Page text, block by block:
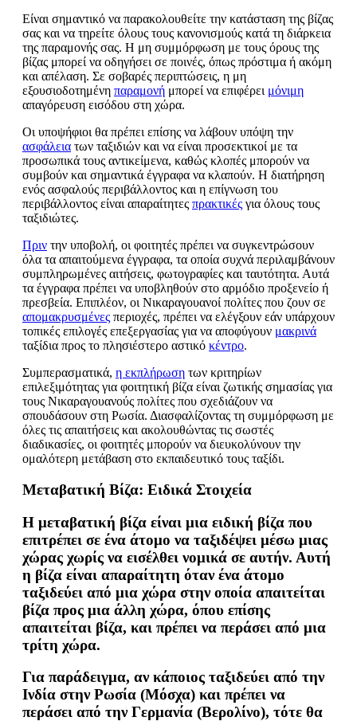
Είναι σημαντικό να παρακολουθείτε την κατάσταση της βίζας
σας και να τηρείτε όλους τους κανονισμούς κατά τη διάρκεια
της παραμονής σας. Η μη συμμόρφωση με τους όρους της
βίζας μπορεί να οδηγήσει σε ποινές, όπως πρόστιμα ή ακόμη
και απέλαση. Σε σοβαρές περιπτώσεις, η μη
εξουσιοδοτημένη παραμονή μπορεί να επιφέρει μόνιμη
απαγόρευση εισόδου στη χώρα.
Οι υποψήφιοι θα πρέπει επίσης να λάβουν υπόψη την
ασφάλεια των ταξιδιών και να είναι προσεκτικοί με τα
προσωπικά τους αντικείμενα, καθώς κλοπές μπορούν να
συμβούν και σημαντικά έγγραφα να κλαπούν. Η διατήρηση
ενός ασφαλούς περιβάλλοντος και η επίγνωση του
περιβάλλοντος είναι απαραίτητες πρακτικές για όλους τους
ταξιδιώτες.
Πριν την υποβολή, οι φοιτητές πρέπει να συγκεντρώσουν
όλα τα απαιτούμενα έγγραφα, τα οποία συχνά περιλαμβάνουν
συμπληρωμένες αιτήσεις, φωτογραφίες και ταυτότητα. Αυτά
τα έγγραφα πρέπει να υποβληθούν στο αρμόδιο προξενείο ή
πρεσβεία. Επιπλέον, οι Νικαραγουανοί πολίτες που ζουν σε
απομακρυσμένες περιοχές, πρέπει να ελέγξουν εάν υπάρχουν
τοπικές επιλογές επεξεργασίας για να αποφύγουν μακρινά
ταξίδια προς το πλησιέστερο αστικό κέντρο.
Συμπερασματικά, η εκπλήρωση των κριτηρίων
επιλεξιμότητας για φοιτητική βίζα είναι ζωτικής σημασίας για
τους Νικαραγουανούς πολίτες που σχεδιάζουν να
σπουδάσουν στη Ρωσία. Διασφαλίζοντας τη συμμόρφωση με
όλες τις απαιτήσεις και ακολουθώντας τις σωστές
διαδικασίες, οι φοιτητές μπορούν να διευκολύνουν την
ομαλότερη μετάβαση στο εκπαιδευτικό τους ταξίδι.
Μεταβατική Βίζα: Ειδικά Στοιχεία
Η μεταβατική βίζα είναι μια ειδική βίζα που
επιτρέπει σε ένα άτομο να ταξιδέψει μέσω μιας
χώρας χωρίς να εισέλθει νομικά σε αυτήν. Αυτή
η βίζα είναι απαραίτητη όταν ένα άτομο
ταξιδεύει από μια χώρα στην οποία απαιτείται
βίζα προς μια άλλη χώρα, όπου επίσης
απαιτείται βίζα, και πρέπει να περάσει από μια
τρίτη χώρα.
Για παράδειγμα, αν κάποιος ταξιδεύει από την
Ινδία στην Ρωσία (Μόσχα) και πρέπει να
περάσει από την Γερμανία (Βερολίνο), τότε θα